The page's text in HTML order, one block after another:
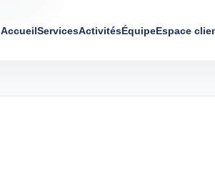
AccueilServicesActivitésÉquipeEspace